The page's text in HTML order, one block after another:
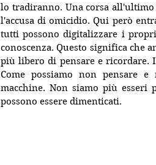
lo tradiranno. Una corsa
l'accusa di omicidio. Qui però
tutti possono digitalizzare i
conoscenza. Questo significa che
più libero di pensare e ricordare.
Come possiamo non pensare
macchine. Non siamo più esseri
possono essere dimenticati.